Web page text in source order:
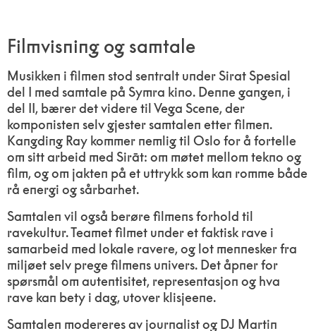
Filmvisning og samtale
Musikken i filmen stod sentralt under Sirat Spesial
del I med samtale på Symra kino. Denne gangen, i
del II, bærer det videre til Vega Scene, der
komponisten selv gjester samtalen etter filmen.
Kangding Ray kommer nemlig til Oslo for å fortelle
om sitt arbeid med Sirāt: om møtet mellom tekno og
film, og om jakten på et uttrykk som kan romme både
rå energi og sårbarhet.
Samtalen vil også berøre filmens forhold til
ravekultur. Teamet filmet under et faktisk rave i
samarbeid med lokale ravere, og lot mennesker fra
miljøet selv prege filmens univers. Det åpner for
spørsmål om autentisitet, representasjon og hva
rave kan bety i dag, utover klisjeene.
Samtalen modereres av journalist og DJ Martin